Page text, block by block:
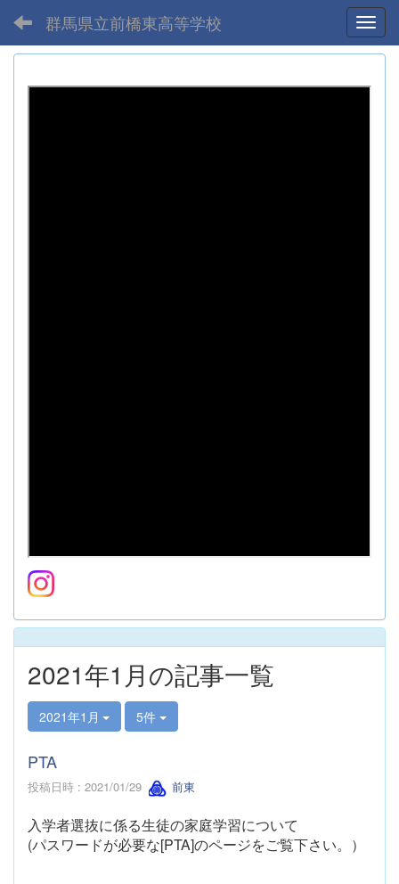
群馬県立前橋東高等学校
2021年1月の記事一覧
2021年1月 5件
PTA
投稿日時 : 2021/01/29 前東
入学者選抜に係る生徒の家庭学習について
(パスワードが必要な[PTA]のページをご覧下さい。）